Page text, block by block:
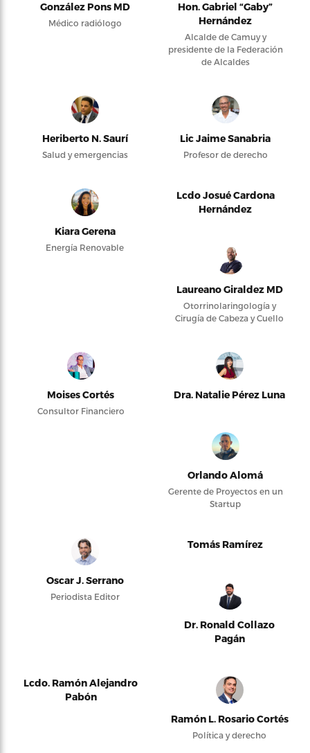
González Pons MD
Médico radiólogo
Hon. Gabriel “Gaby”
Hernández
Alcalde de Camuy y
presidente de la Federación
de Alcaldes
Heriberto N. Saurí
Salud y emergencias
Lic Jaime Sanabria
Profesor de derecho
Kiara Gerena
Energía Renovable
Lcdo Josué Cardona
Hernández
Laureano Giraldez MD
Otorrinolaringología y
Cirugía de Cabeza y Cuello
Moises Cortés
Consultor Financiero
Dra. Natalie Pérez Luna
Orlando Alomá
Gerente de Proyectos en un
Startup
Oscar J. Serrano
Periodista Editor
Tomás Ramírez
Dr. Ronald Collazo
Pagán
Lcdo. Ramón Alejandro
Pabón
Ramón L. Rosario Cortés
Política y derecho